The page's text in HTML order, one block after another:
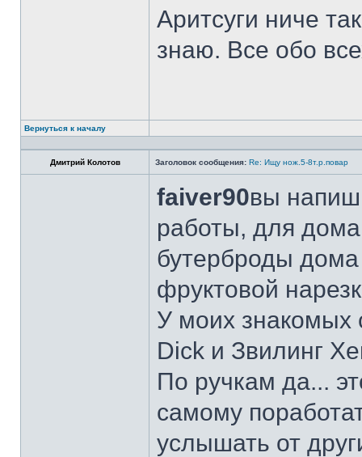
Аритсуги ниче
знаю. Все обо
Вернуться к началу
Дмитрий Колотов Заголовок сообщения: Re: Ищу нож.5-8т.р.повар
faiver90вы
работы, для
бутерброды дома
фруктовой
У моих знакомых
Dick и Звилинг
По ручкам да...
самому
услышать от